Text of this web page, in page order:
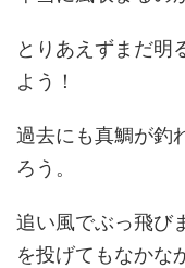
とりあえずまだ明
よう！
過去にも真鯛が釣
ろう。
追い風でぶっ飛び
を投げてもなかな